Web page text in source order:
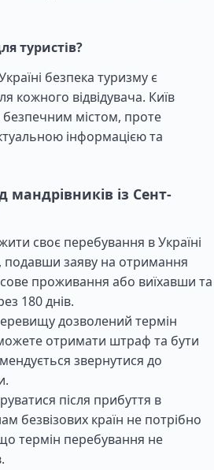
туристів?
безпека туризму є
кожного відвідувача. Київ
містом, проте
інформацією та
мандрівників із Сент-
своє перебування в Україні
подавши заяву на отримання
проживання або виїхавши та
180 днів.
дозволений термін
отримати штраф та бути
звернутися до
після прибуття в
безвізових країн не потрібно
термін перебування не